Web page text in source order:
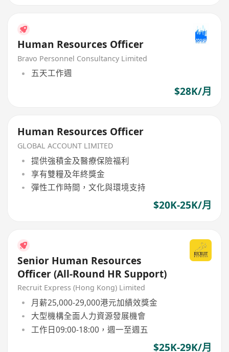
Human Resources Officer
Bravo Personnel Consultancy Limited
五天工作週
$28K/月
Human Resources Officer
GLOBAL ACCOUNT LIMITED
提供強積金及醫療保險福利
享有雙糧及年終獎金
彈性工作時間，文化與環境支持
$20K-25K/月
Senior Human Resources
Officer (All-Round HR Support)
Recruit Express (Hong Kong) Limited
月薪25,000-29,000港元加績效獎金
大型機構全面人力資源發展機會
工作日09:00-18:00，週一至週五
$25K-29K/月